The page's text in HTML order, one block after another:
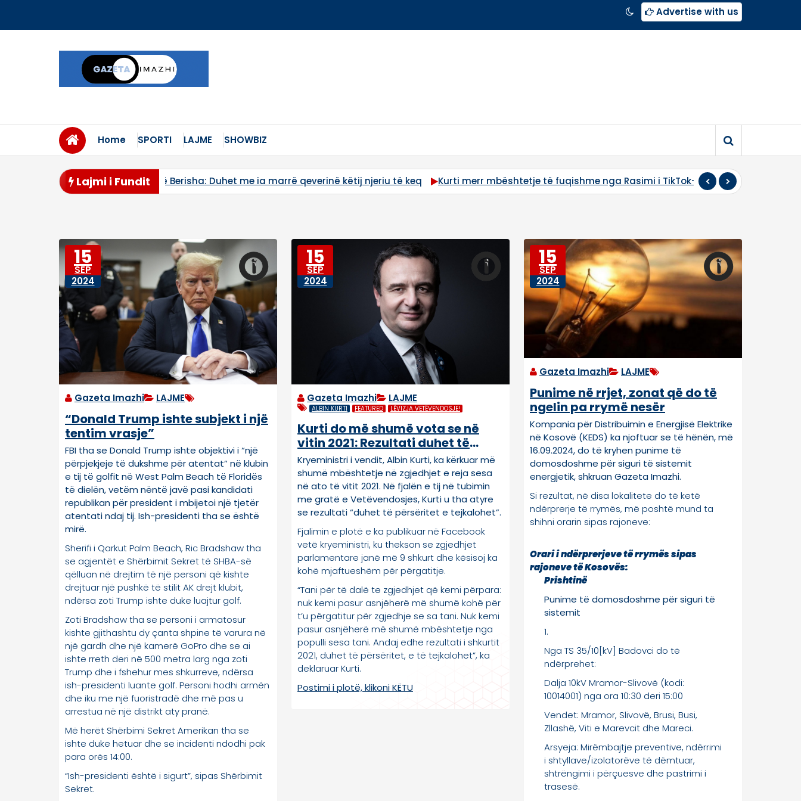
content
Advertise with us
Home SPORTI LAJME SHOWBIZ
Lajmi i Fundit
Bekë Berisha: Duhet me ia marrë qeverinë këtij njeriu të keq Kurti merr mbështetje të fuqishme nga Rasimi i TikTok-ut Aksidenti në Prishtinë, viktimë
15
SEP
2024
Gazeta Imazhi LAJME
“Donald Trump ishte subjekt i një
tentim vrasje”
FBI tha se Donald Trump ishte objektivi i “një
përpjekjeje të dukshme për atentat” në klubin
e tij të golfit në West Palm Beach të Floridës
të dielën, vetëm nëntë javë pasi kandidati
republikan për president i mbijetoi një tjetër
atentati ndaj tij. Ish-presidenti tha se është
mirë.
Sherifi i Qarkut Palm Beach, Ric Bradshaw tha
se agjentët e Shërbimit Sekret të SHBA-së
qëlluan në drejtim të një personi që kishte
drejtuar një pushkë të stilit AK drejt klubit,
ndërsa zoti Trump ishte duke luajtur golf.
Zoti Bradshaw tha se personi i armatosur
kishte gjithashtu dy çanta shpine të varura në
një gardh dhe një kamerë GoPro dhe se ai
ishte rreth deri në 500 metra larg nga zoti
Trump dhe i fshehur mes shkurreve, ndërsa
ish-presidenti luante golf. Personi hodhi armën
dhe iku me një fuoristradë dhe më pas u
arrestua në një distrikt aty pranë.
Më herët Shërbimi Sekret Amerikan tha se
ishte duke hetuar dhe se incidenti ndodhi pak
para orës 14:00.
“Ish-presidenti është i sigurt”, sipas Shërbimit
Sekret.
15
SEP
2024
Gazeta Imazhi LAJME
ALBIN KURTI FEATURED LËVIZJA VETËVENDOSJE!
Kurti do më shumë vota se në
vitin 2021: Rezultati duhet të
përsëritet e të tejkalohet
Kryeministri i vendit, Albin Kurti, ka kërkuar më
shumë mbështetje në zgjedhjet e reja sesa
në ato të vitit 2021. Në fjalën e tij në tubimin
me gratë e Vetëvendosjes, Kurti u tha atyre
se rezultati “duhet të përsëritet e tejkalohet”.
Fjalimin e plotë e ka publikuar në Facebook
vetë kryeministri, ku thekson se zgjedhjet
parlamentare janë më 9 shkurt dhe kësisoj ka
kohë mjaftueshëm për përgatitje.
“Tani për të dalë te zgjedhjet që kemi përpara:
nuk kemi pasur asnjëherë më shumë kohë për
t’u përgatitur për zgjedhje se sa tani. Nuk kemi
pasur asnjëherë më shumë mbështetje nga
populli sesa tani. Andaj edhe rezultati i shkurtit
2021, duhet të përsëritet, e të tejkalohet”, ka
deklaruar Kurti.
Postimi i plotë, klikoni KËTU
15
SEP
2024
Gazeta Imazhi LAJME
Punime në rrjet, zonat që do të
ngelin pa rrymë nesër
Kompania për Distribuimin e Energjisë Elektrike
në Kosovë (KEDS) ka njoftuar se të hënën, më
16.09.2024, do të kryhen punime të
domosdoshme për siguri të sistemit
energjetik, shkruan Gazeta Imazhi.
Si rezultat, në disa lokalitete do të ketë
ndërprerje të rrymës, më poshtë mund ta
shihni orarin sipas rajoneve:
Orari i ndërprerjeve të rrymës sipas
rajoneve të Kosovës:
Prishtinë
Punime të domosdoshme për siguri të
sistemit
1.
Nga TS 35/10[kV] Badovci do të
ndërprehet:
Dalja 10kV Mramor-Slivovë (kodi:
10014001) nga ora 10:30 deri 15:00
Vendet: Mramor, Slivovë, Brusi, Busi,
Zllashë, Viti e Marevcit dhe Mareci.
Arsyeja: Mirëmbajtje preventive, ndërrimi
i shtyllave/izolatorëve të dëmtuar,
shtrëngimi i përçuesve dhe pastrimi i
trasesë.